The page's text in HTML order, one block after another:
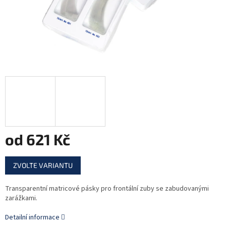
od 621 Kč
Měrná
cena:
ZVOLTE VARIANTU
Transparentní matricové pásky pro frontální zuby se zabudovanými
zarážkami.
Detailní informace